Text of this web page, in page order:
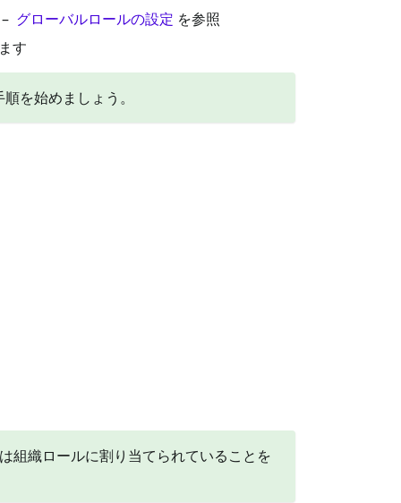
グローバルロールの設定 を参照
す
を始めましょう。
組織ロールに割り当てられていることを